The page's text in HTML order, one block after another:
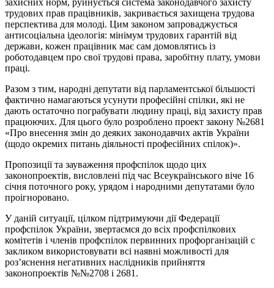
трудових прав працівників, закривається захищена трудова
перспектива для молоді. Цим законом запроваджується
антисоціальна ідеологія: мінімум трудових гарантій від
держави, кожен працівник має сам домовлятись із
роботодавцем про свої трудові права, заробітну плату, умови
праці.
Разом з тим, народні депутати від парламентської більшості
фактично намагаються усунути професійні спілки, які не
дають остаточно пограбувати людину праці, від захисту прав
працюючих. Для цього було розроблено проект закону №2681
«Про внесення змін до деяких законодавчих актів України
(щодо окремих питань діяльності професійних спілок)».
Пропозиції та зауваження профспілок щодо цих
законопроектів, висловлені під час Всеукраїнського віче 16
січня поточного року, урядом і народними депутатами було
проігноровано.
У даній ситуації, цілком підтримуючи дії Федерації
профспілок України, звертаємся до всіх профспілкових
комітетів і членів профспілок первинних профорганізацій c
закликом використовувати всі наявні можливості для
роз’яснення негативних наслідників прийняття
законопроектів №№2708 і 2681.